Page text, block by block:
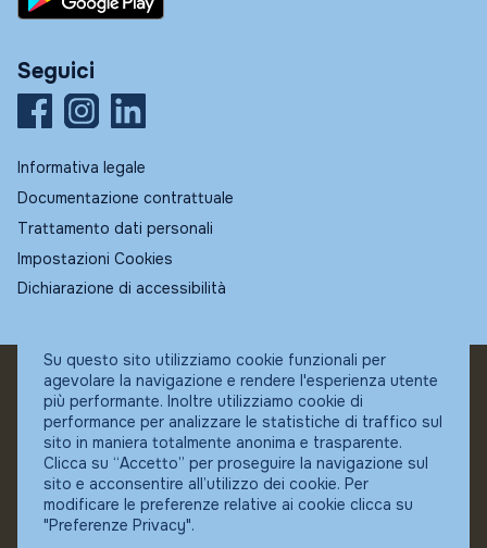
Seguici
Informativa legale
Documentazione contrattuale
Trattamento dati personali
Impostazioni Cookies
Dichiarazione di accessibilità
© Fundstore
Collocatore autorizzato:
Banca Ifigest SpA
P.Iva: 04337180485
Su questo sito utilizziamo cookie funzionali per
agevolare la navigazione e rendere l'esperienza utente
più performante. Inoltre utilizziamo cookie di
performance per analizzare le statistiche di traffico sul
sito in maniera totalmente anonima e trasparente.
Clicca su “Accetto” per proseguire la navigazione sul
sito e acconsentire all’utilizzo dei cookie. Per
modificare le preferenze relative ai cookie clicca su
"Preferenze Privacy".